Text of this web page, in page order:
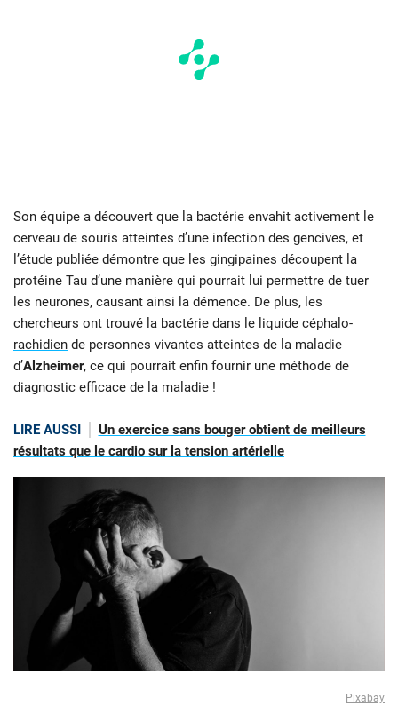
Son équipe a découvert que la bactérie envahit activement le
cerveau de souris atteintes d’une infection des gencives, et
l’étude publiée démontre que les gingipaines découpent la
protéine Tau d’une manière qui pourrait lui permettre de tuer
les neurones, causant ainsi la démence. De plus, les
chercheurs ont trouvé la bactérie dans le liquide céphalo-
rachidien de personnes vivantes atteintes de la maladie
d’Alzheimer, ce qui pourrait enfin fournir une méthode de
diagnostic efficace de la maladie !
LIRE AUSSI
Un exercice sans bouger obtient de meilleurs
résultats que le cardio sur la tension artérielle
Pixabay